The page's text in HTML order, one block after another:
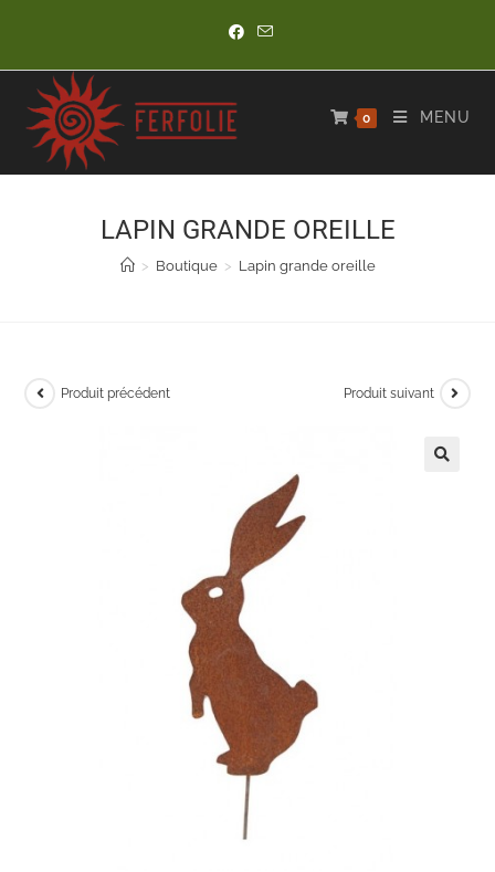
content
0 MENU
LAPIN GRANDE OREILLE
> Boutique > Lapin grande oreille
Produit précédent Produit suivant